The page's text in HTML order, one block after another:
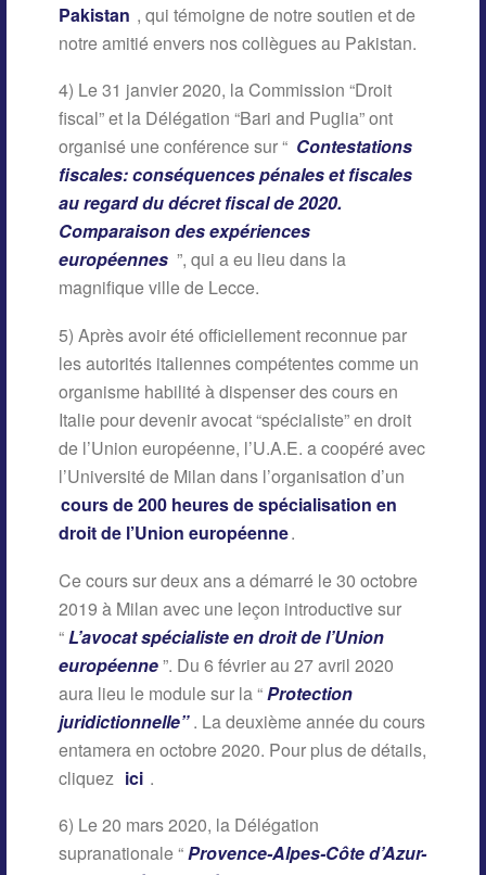
Pakistan , qui témoigne de notre soutien et de
notre amitié envers nos collègues au Pakistan.
4) Le 31 janvier 2020, la Commission “Droit
fiscal” et la Délégation “Bari and Puglia” ont
organisé une conférence sur “ Contestations
fiscales: conséquences pénales et fiscales
au regard du décret fiscal de 2020.
Comparaison des expériences
européennes ”, qui a eu lieu dans la
magnifique ville de Lecce.
5) Après avoir été officiellement reconnue par
les autorités italiennes compétentes comme un
organisme habilité à dispenser des cours en
Italie pour devenir avocat “spécialiste” en droit
de l’Union européenne, l’U.A.E. a coopéré avec
l’Université de Milan dans l’organisation d’un
cours de 200 heures de spécialisation en
droit de l’Union européenne.
Ce cours sur deux ans a démarré le 30 octobre
2019 à Milan avec une leçon introductive sur
“ L’avocat spécialiste en droit de l’Union
européenne”. Du 6 février au 27 avril 2020
aura lieu le module sur la “Protection
juridictionnelle” . La deuxième année du cours
entamera en octobre 2020. Pour plus de détails,
cliquez ici .
6) Le 20 mars 2020, la Délégation
supranationale “Provence-Alpes-Côte d’Azur-